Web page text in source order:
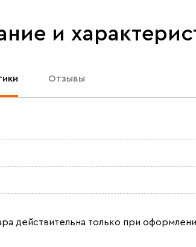
и
Отзывы
действительна только при